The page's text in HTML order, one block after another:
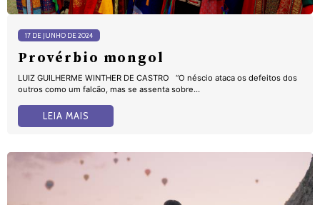
17 DE JUNHO DE 2024
Provérbio mongol
LUIZ GUILHERME WINTHER DE CASTRO “O néscio ataca os defeitos dos
outros como um falcão, mas se assenta sobre...
LEIA MAIS